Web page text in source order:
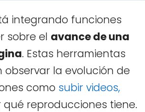
integrando funciones
sobre el avance de una
. Estas herramientas
observar la evolución de
como subir videos,
qué reproducciones tiene.